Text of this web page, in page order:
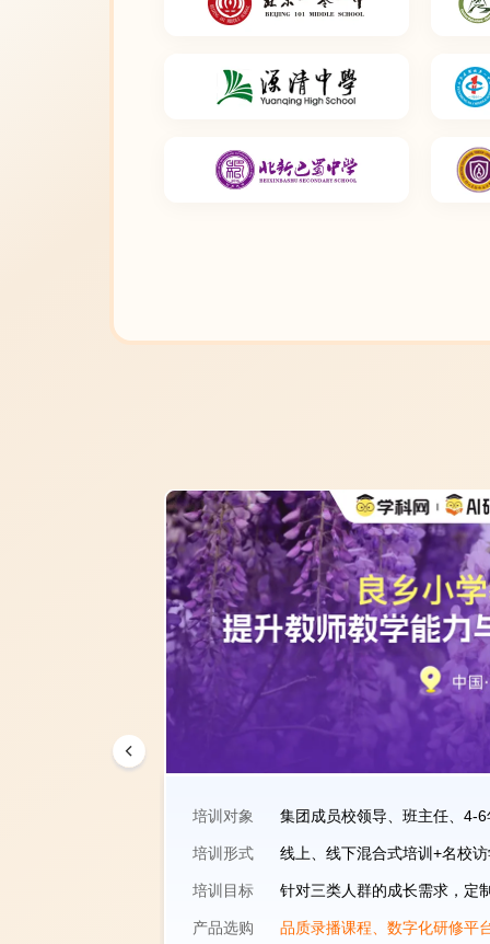
培训对象 集团成员校领导、班主任、4-
培训形式 线上、线下混合式培训+名校
培训目标 针对三类人群的成长需求，定
产品选购 品质录播课程、数字化研修平